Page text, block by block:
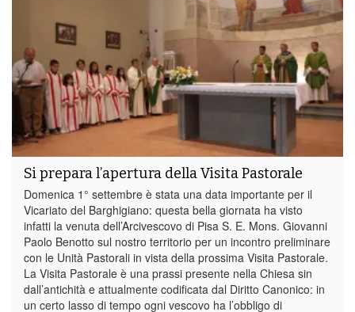
Si prepara l’apertura della Visita Pastorale
Domenica 1° settembre è stata una data importante per il
Vicariato del Barghigiano: questa bella giornata ha visto
infatti la venuta dell’Arcivescovo di Pisa S. E. Mons. Giovanni
Paolo Benotto sul nostro territorio per un incontro preliminare
con le Unità Pastorali in vista della prossima Visita Pastorale.
La Visita Pastorale è una prassi presente nella Chiesa sin
dall’antichità e attualmente codificata dal Diritto Canonico: in
un certo lasso di tempo ogni vescovo ha l’obbligo di